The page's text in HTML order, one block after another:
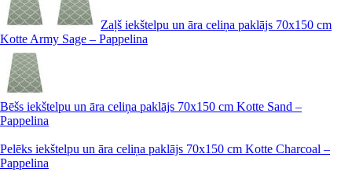
Zaļš iekštelpu un āra celiņa paklājs 70x150 cm
Kotte Army Sage – Pappelina
Bēšs iekštelpu un āra celiņa paklājs 70x150 cm Kotte Sand –
Pappelina
Pelēks iekštelpu un āra celiņa paklājs 70x150 cm Kotte Charcoal –
Pappelina